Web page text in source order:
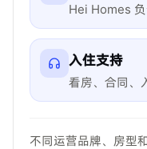
Hei Homes
入住支持
看房、合同、
不同运营品牌、房型